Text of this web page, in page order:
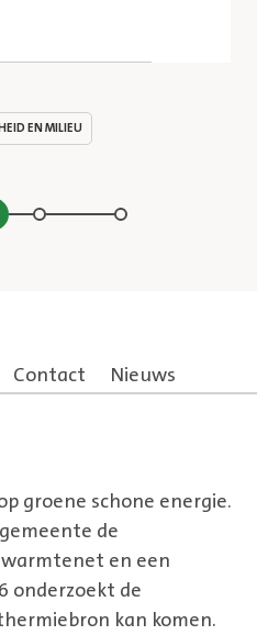
EN MILIEU
Contact Nieuws
groene schone energie.
de
en een
onderzoekt de
kan komen.